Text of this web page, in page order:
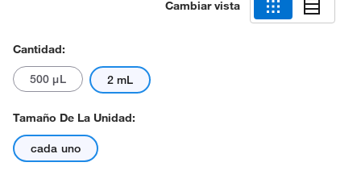
Cambiar vista
Cantidad:
500 μL 2 mL
Tamaño De La Unidad:
cada uno